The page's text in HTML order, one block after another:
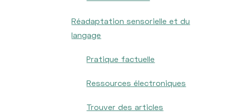
Réadaptation sensorielle et du
langage
Pratique factuelle
Ressources électroniques
Trouver des articles